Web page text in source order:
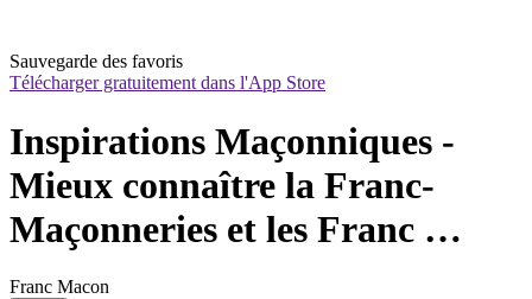
Sauvegarde des favoris
Télécharger gratuitement dans l'App Store
Inspirations Maçonniques -
Mieux connaître la Franc-
Maçonneries et les Franc
Macons
Franc Macon